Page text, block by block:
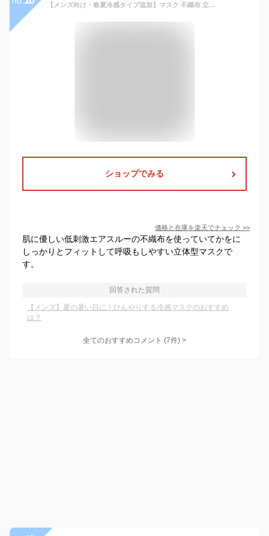
【メンズ向け・春夏冷感タイプ追加】マスク 不織布 立体 3D 大きめ メンズ 男性 バイカラー 接触冷感 夏用 薄型 通気性 息がしやすい ヒゲが擦れない 耳が痛くならない ゆったり 小顔 MASCLUB 使い捨て 花粉 ビジネス 無地 即納 ライトグレー 息がしやすい ブラック マスク
ショップでみる
価格と在庫を楽天でチェック >>
肌に優しい低刺激エアスルーの不織布を使っていてかをに
しっかりとフィットして呼吸もしやすい立体型マスクで
す。
回答された質問
【メンズ】夏の暑い日に！ひんやりする冷感マスクのおすすめ
は？
全てのおすすめコメント (7件) >